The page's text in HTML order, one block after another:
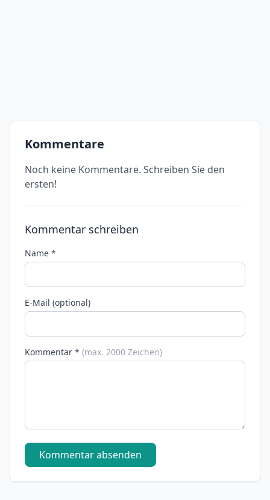
Kommentare
Noch keine Kommentare. Schreiben Sie den
ersten!
Kommentar schreiben
Name *
E-Mail (optional)
Kommentar * (max. 2000 Zeichen)
Kommentar absenden